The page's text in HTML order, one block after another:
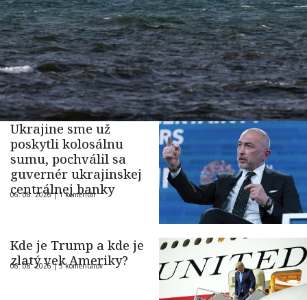
Ukrajine sme už
poskytli kolosálnu
sumu, pochválil sa
guvernér ukrajinskej
centrálnej banky
06. 08. 2026 |1 komentár
Kde je Trump a kde je
zlatý vek Ameriky?
06. 08. 2026 |5 komentárov